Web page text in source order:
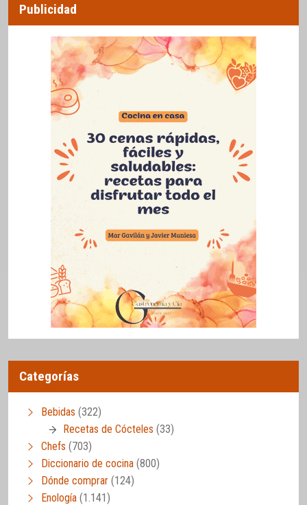
Publicidad
Categorías
Bebidas (322)
Recetas de Cócteles (33)
Chefs (703)
Diccionario de cocina (800)
Dónde comprar (124)
Enología (1.141)